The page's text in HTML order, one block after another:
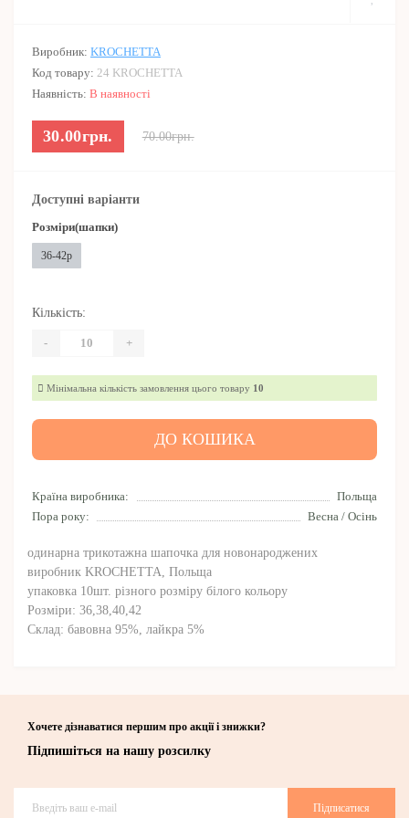
Виробник: KROCHETTA
Код товару: 24 KROCHETTA
Наявність: В наявності
30.00грн. 70.00грн.
Країна виробника:
Польща
Пора року:
Весна / Осінь
одинарна трикотажна шапочка для новонароджених
виробник KROCHETTA, Польща
упаковка 10шт. різного розміру білого кольору
Розміри: 36,38,40,42
Склад: бавовна 95%, лайкра 5%
Доступні варіанти
Розміри(шапки)
36-42р
Кількість:
- +
Мінімальна кількість замовлення цього товару 10
ДО КОШИКА
Хочете дізнаватися першим про акції і знижки?
Підпишіться на нашу розсилку
Підписатися